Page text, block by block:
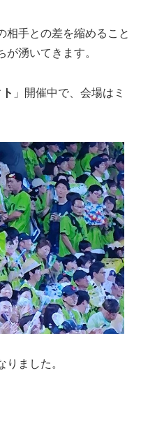
相手との差を縮めること
湧いてきます。
」開催中で、会場はミ
ました。